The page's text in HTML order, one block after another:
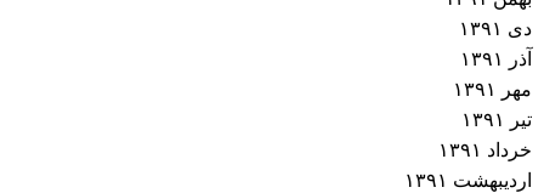
دی ۱۳۹۱
آذر ۱۳۹۱
مهر ۱۳۹۱
تیر ۱۳۹۱
خرداد ۱۳۹۱
اردیبهشت ۱۳۹۱